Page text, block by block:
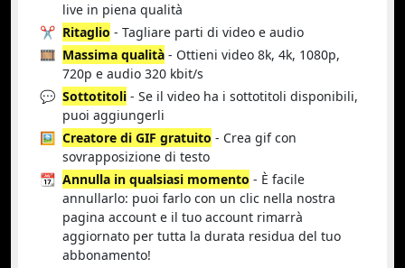
live in piena qualità
✂️ Ritaglio - Tagliare parti di video e audio
🎞️ Massima qualità - Ottieni video 8k, 4k, 1080p,
720p e audio 320 kbit/s
💬 Sottotitoli - Se il video ha i sottotitoli disponibili,
puoi aggiungerli
🖼️ Creatore di GIF gratuito - Crea gif con
sovrapposizione di testo
📆 Annulla in qualsiasi momento - È facile
annullarlo: puoi farlo con un clic nella nostra
pagina account e il tuo account rimarrà
aggiornato per tutta la durata residua del tuo
abbonamento!